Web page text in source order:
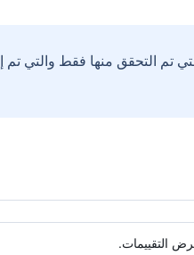
تم التحقق منها فقط والتي
التقييمات.